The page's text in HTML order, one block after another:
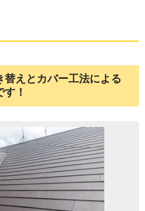
替えとカバー工法による
！